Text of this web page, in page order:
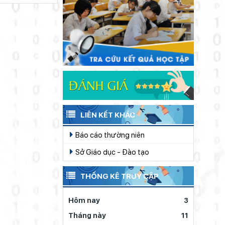
thông nguồn lực, vững
bước tiến vào kỷ
nguyên mới (tiếp theo
và hết)
Giáo viên Trường THPT Đạm Ri đạt
giải Nhì Hội thi Báo cáo viên, Tuyên
truyền viên giỏi toàn quốc năm 2026
– Khu vực II
Huy động gần 470 triệu đồng từ
phong trào “Trường giúp trường”
Thí sinh đạt 28,5 điểm xét tuyển
nhưng ôm mẹ khóc vì lý do này...
Đoàn Sở Giáo dục và Đào tạo Lâm
Đồng giành 13 huy chương môn
Karate
tư duy số
Ngành Giáo dục Lâm Đồng lan tỏa
LIÊN KẾT KHÁC
Báo cáo thường niên
Sở Giáo dục - Đào tạo
THỐNG KÊ TRUY CẬP
Hôm nay
3
Tháng này
11